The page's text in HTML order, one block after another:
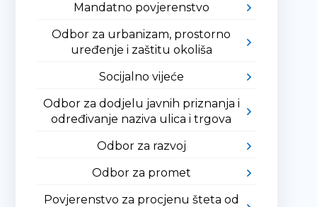
Mandatno povjerenstvo
Odbor za urbanizam, prostorno
uređenje i zaštitu okoliša
Socijalno vijeće
Odbor za dodjelu javnih priznanja i
određivanje naziva ulica i trgova
Odbor za razvoj
Odbor za promet
Povjerenstvo za procjenu šteta od